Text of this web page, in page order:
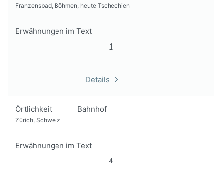
Franzensbad, Böhmen, heute Tschechien
Erwähnungen im Text
1
Details
Örtlichkeit Bahnhof
Zürich, Schweiz
Erwähnungen im Text
4